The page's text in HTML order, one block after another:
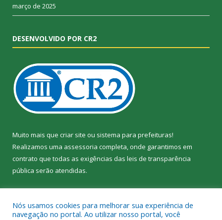
março de 2025
DESENVOLVIDO POR CR2
Muito mais que criar site ou sistema para prefeituras!
Realizamos uma assessoria completa, onde garantimos em
contrato que todas as exigências das leis de transparência
pública serão atendidas.
Nós usamos cookies para melhorar sua experiência de
navegação no portal. Ao utilizar nosso portal, você